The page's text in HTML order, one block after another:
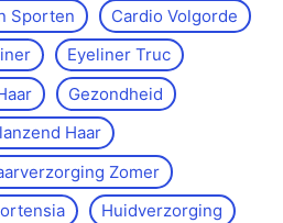
Sporten
Cardio Volgorde
Eyeliner Truc
Gezondheid
Haar
Zomer
Huidverzorging